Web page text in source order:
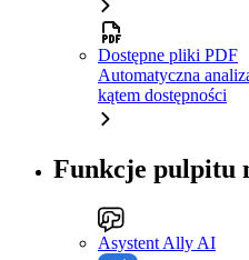
Dostępne pliki PDF
Automatyczna
kątem dostępności
Funkcje pulpitu
Asystent Ally AI